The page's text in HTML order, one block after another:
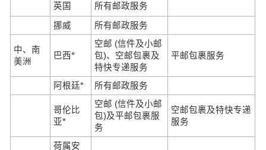
英国
所有邮政服务
挪威 所有邮政服务
中、南
美洲
巴西*
空邮 (信件及小邮
包)、空邮包裹及
特快专递服务
平邮包裹服务
阿根廷* 所有邮政服务
哥伦比
亚*
空邮 (信件及小邮
包)及平邮包裹服
务
空邮包裹及特快专递
服务
荷属安